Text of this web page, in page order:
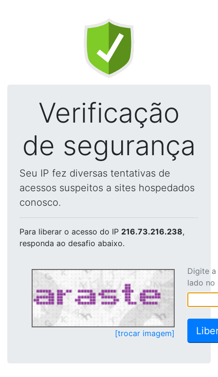
Verificação
de segurança
Seu IP fez diversas tentativas de
acessos suspeitos a sites hospedados
conosco.
Para liberar o acesso do IP 216.73.216.238,
responda ao desafio abaixo.
[trocar imagem]
Digite
lado no